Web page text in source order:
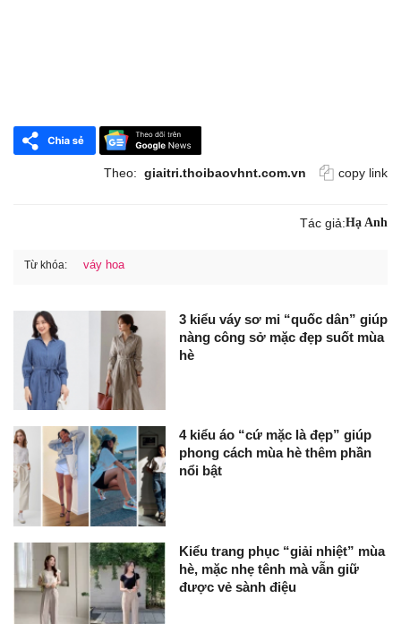
Theo: giaitri.thoibaovhnt.com.vn copy link
Tác giả:Hạ Anh
Từ khóa: váy hoa
3 kiểu váy sơ mi “quốc dân” giúp
nàng công sở mặc đẹp suốt mùa
hè
4 kiểu áo “cứ mặc là đẹp” giúp
phong cách mùa hè thêm phần
nổi bật
Kiểu trang phục “giải nhiệt” mùa
hè, mặc nhẹ tênh mà vẫn giữ
được vẻ sành điệu